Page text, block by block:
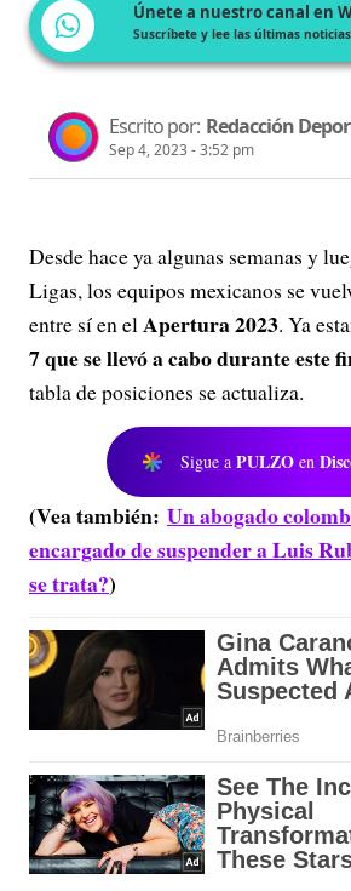
Únete a nuestro canal en
Suscríbete y lee las últimas
Escrito por: Redacción
Sep 4, 2023 - 3:52 pm
Desde hace ya algunas semanas y
Ligas, los equipos mexicanos se
entre sí en elApertura 2023. Ya
7 que se llevó a cabo durante este
tabla de posiciones se actualiza.
Sigue a PULZO en
(Vea también: Un abogado
encargado de suspender a Luis
se trata?)